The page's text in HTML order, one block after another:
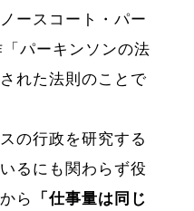
ースコート・パー
パーキンソンの法
れた法則のことで
の行政を研究する
るにも関わらず役
ら
「仕事量は同じ